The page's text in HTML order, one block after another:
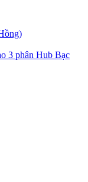
3 phân Hub Bạc